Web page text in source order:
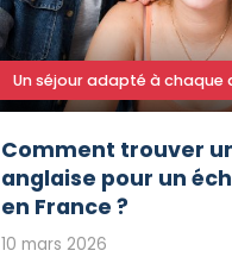
Un séjour adapté à chaque
Comment trouver
anglaise pour un
en France ?
10 mars 2026